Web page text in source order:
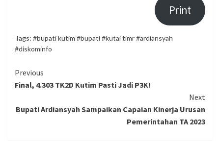
Print
Tags: #bupati kutim #bupati #kutai timr #ardiansyah
#diskominfo
Continue
Reading
Previous
Final, 4.303 TK2D Kutim Pasti Jadi P3K!
Next
Bupati Ardiansyah Sampaikan Capaian Kinerja Urusan
Pemerintahan TA 2023